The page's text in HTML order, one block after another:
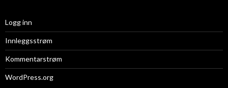
Logg inn
Innleggsstrøm
Kommentarstrøm
WordPress.org